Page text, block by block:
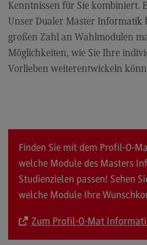
Modulangebot
Berufsperspektiven
Kontakt
Berufsperspektiven
Kontakt
Digitalisierung in der
Digitalisierung in der
Modulangebot
Kenntnissen für Sie kombiniert.
Unser Dualer Master Informatik
großen Zahl an Wahlmodulen
Möglichkeiten, wie Sie Ihre
Vorlieben weiterentwickeln
Finden Sie mit dem Profil-O-
welche Module des Masters
Studienzielen passen! Sehen
welche Module Ihre
Zum Profil-O-Mat